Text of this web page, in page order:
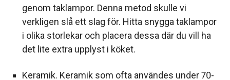
genom taklampor. Denna metod skulle vi
verkligen slå ett slag för. Hitta snygga taklampor
i olika storlekar och placera dessa där du vill ha
det lite extra upplyst i köket.
Keramik. Keramik som ofta användes under 70-